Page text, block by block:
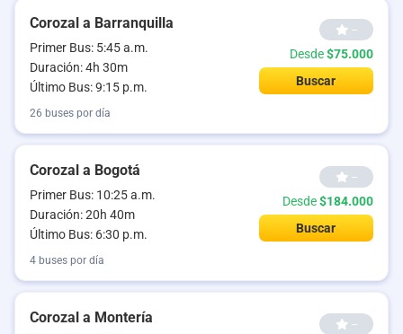
Corozal a Barranquilla
Primer Bus: 5:45 a.m.
Duración: 4h 30m
Último Bus: 9:15 p.m.
--
Desde$75.000
Buscar
26 buses por día
Corozal a Bogotá
Primer Bus: 10:25 a.m.
Duración: 20h 40m
Último Bus: 6:30 p.m.
--
Desde$184.000
Buscar
4 buses por día
Corozal a Montería --